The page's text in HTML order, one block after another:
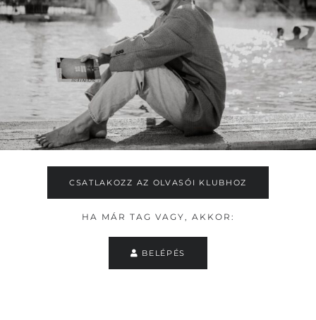
CSATLAKOZZ AZ OLVASÓI KLUBHOZ
HA MÁR TAG VAGY, AKKOR:
BELÉPÉS